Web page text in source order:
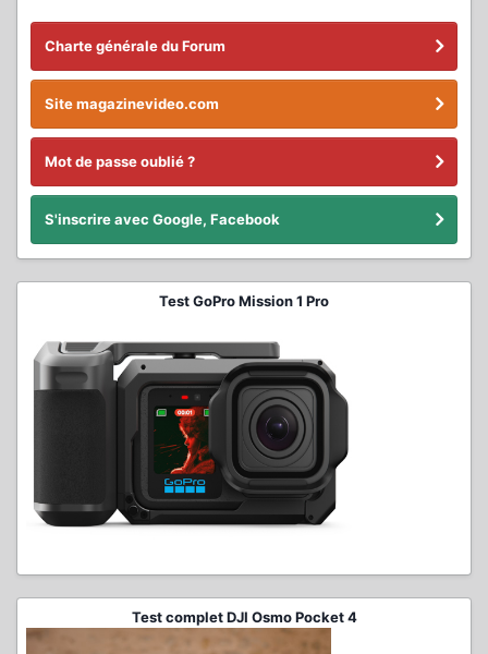
Charte générale du Forum
Site magazinevideo.com
Mot de passe oublié ?
S'inscrire avec Google, Facebook
Test GoPro Mission 1 Pro
Test complet DJI Osmo Pocket 4